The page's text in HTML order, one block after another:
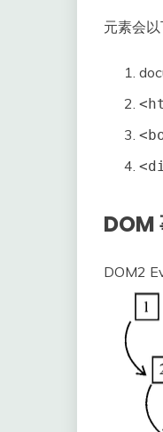
元素会
DOM
DOM2